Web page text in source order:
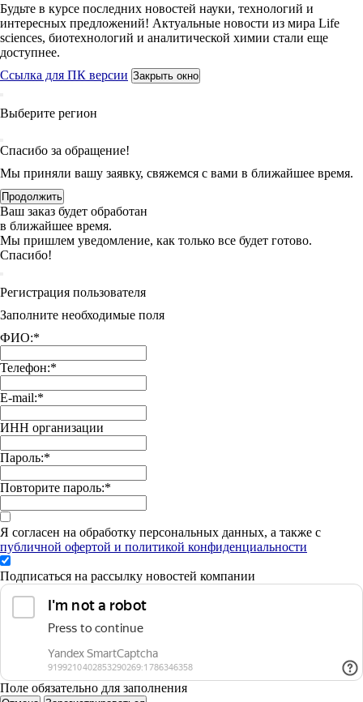
Будьте в курсе последних новостей науки, технологий и
интересных предложений! Актуальные новости из мира Life
sciences, биотехнологий и аналитической химии стали еще
доступнее.
Ссылка для ПК версии Закрыть окно
Выберите регион
Спасибо за обращение!
Мы приняли вашу заявку, свяжемся с вами в ближайшее время.
Продолжить
Ваш заказ будет обработан
в ближайшее время.
Мы пришлем уведомление, как только все будет готово.
Спасибо!
Регистрация пользователя
Заполните необходимые поля
ФИО:*
Телефон:*
E-mail:*
ИНН организации
Пароль:*
Повторите пароль:*
Я согласен на обработку персональных данных, а также с
публичной офертой и политикой конфиденциальности
Подписаться на рассылку новостей компании
Поле обязательно для заполнения